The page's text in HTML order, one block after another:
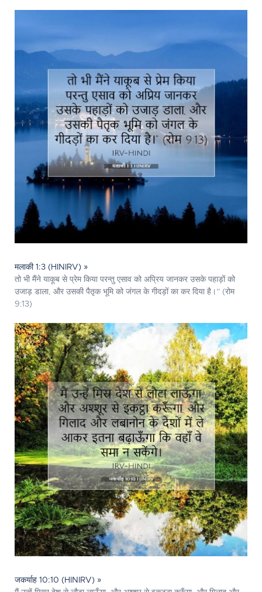
मलाकी 1:3 (HINIRV) »
तो भी मैंने याकूब से प्रेम किया परन्तु एसाव को अप्रिय जानकर उसके पहाड़ों को
उजाड़ डाला, और उसकी पैतृक भूमि को जंगल के गीदड़ों का कर दिया है।” (रोम
9:13)
जकर्याह 10:10 (HINIRV) »